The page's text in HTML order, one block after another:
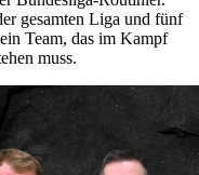
gesamten Liga und fünf
Team, das im Kampf
muss.